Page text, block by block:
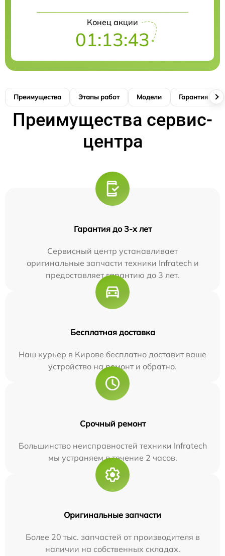
Конец акции
01:13:42
Преимущества Этапы работ Модели Гарантия
Преимущества сервис-
центра
Гарантия до 3-х лет
Сервисный центр устанавливает
оригинальные запчасти техники Infratech и
предоставляет гарантию до 3 лет.
Бесплатная доставка
Наш курьер в Кирове бесплатно доставит ваше
устройство на ремонт и обратно.
Срочный ремонт
Большинство неисправностей техники Infratech
мы устраняем в течение 2 часов.
Оригинальные запчасти
Более 20 тыс. запчастей от производителя в
наличии на собственных складах.